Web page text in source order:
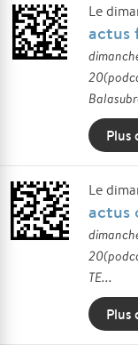
Le
actus
Plus
Le
actus
TE...
Plus